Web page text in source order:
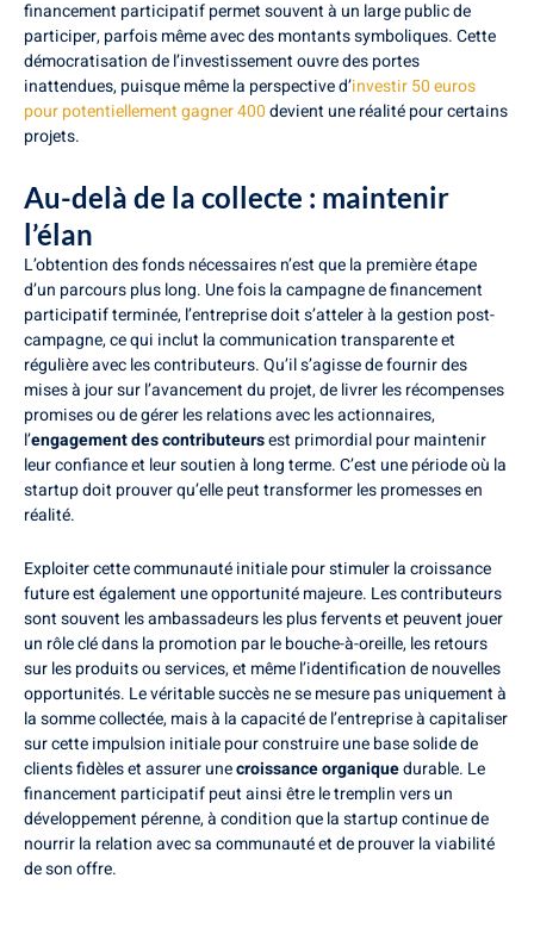
financement participatif permet souvent à un large public de
participer, parfois même avec des montants symboliques. Cette
démocratisation de l’investissement ouvre des portes
inattendues, puisque même la perspective d’investir 50 euros
pour potentiellement gagner 400devient une réalité pour certains
projets.
Au-delà de la collecte : maintenir
l’élan
L’obtention des fonds nécessaires n’est que la première étape
d’un parcours plus long. Une fois la campagne de financement
participatif terminée, l’entreprise doit s’atteler à la gestion post-
campagne, ce qui inclut la communication transparente et
régulière avec les contributeurs. Qu’il s’agisse de fournir des
mises à jour sur l’avancement du projet, de livrer les récompenses
promises ou de gérer les relations avec les actionnaires,
l’engagement des contributeursest primordial pour maintenir
leur confiance et leur soutien à long terme. C’est une période où la
startup doit prouver qu’elle peut transformer les promesses en
réalité.
Exploiter cette communauté initiale pour stimuler la croissance
future est également une opportunité majeure. Les contributeurs
sont souvent les ambassadeurs les plus fervents et peuvent jouer
un rôle clé dans la promotion par le bouche-à-oreille, les retours
sur les produits ou services, et même l’identification de nouvelles
opportunités. Le véritable succès ne se mesure pas uniquement à
la somme collectée, mais à la capacité de l’entreprise à capitaliser
sur cette impulsion initiale pour construire une base solide de
clients fidèles et assurer unecroissance organiquedurable. Le
financement participatif peut ainsi être le tremplin vers un
développement pérenne, à condition que la startup continue de
nourrir la relation avec sa communauté et de prouver la viabilité
de son offre.